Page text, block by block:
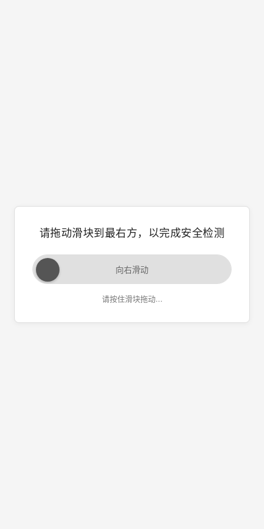
请拖动滑块到最右方，以完成安全检测
向右滑动
请按住滑块拖动...